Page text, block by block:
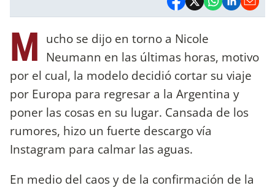
M ucho se dijo en torno a Nicole
Neumann en las últimas horas, motivo
por el cual, la modelo decidió cortar su viaje
por Europa para regresar a la Argentina y
poner las cosas en su lugar. Cansada de los
rumores, hizo un fuerte descargo vía
Instagram para calmar las aguas.
En medio del caos y de la confirmación de la